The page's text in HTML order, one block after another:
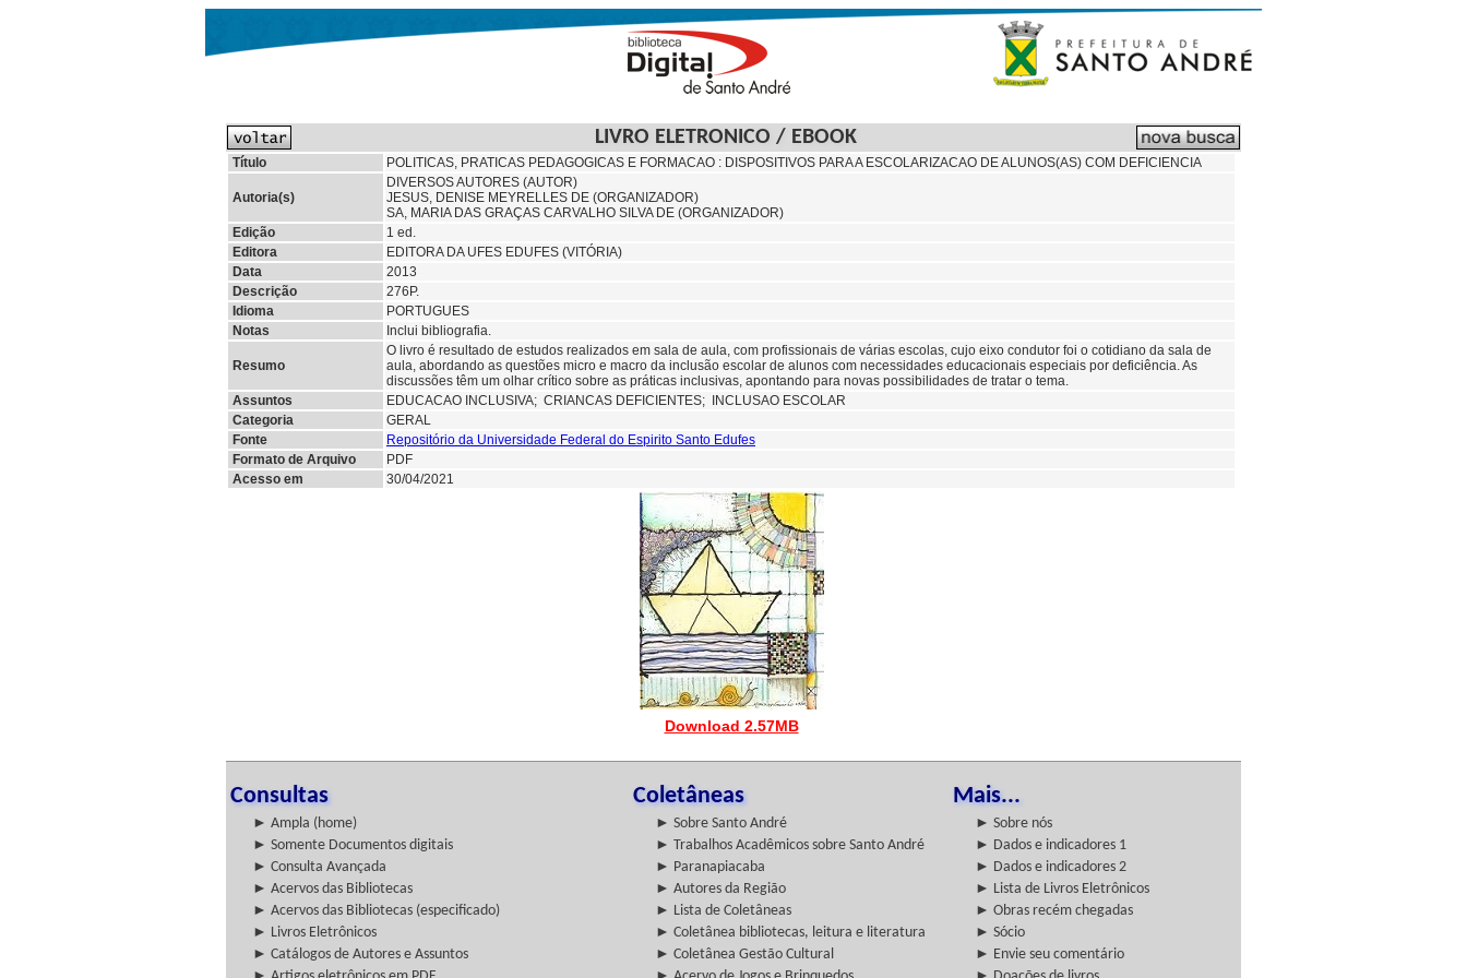
LIVRO ELETRONICO / EBOOK
Título POLITICAS, PRATICAS PEDAGOGICAS E FORMACAO : DISPOSITIVOS PARA A ESCOLARIZACAO DE ALUNOS(AS) COM DEFICIENCIA
Autoria(s)
DIVERSOS AUTORES (AUTOR)
JESUS, DENISE MEYRELLES DE (ORGANIZADOR)
SA, MARIA DAS GRAÇAS CARVALHO SILVA DE (ORGANIZADOR)
Edição
1 ed.
Editora
EDITORA DA UFES EDUFES (VITÓRIA)
Data
2013
Descrição
276P.
Idioma
PORTUGUES
Notas
Inclui bibliografia.
Resumo
O livro é resultado de estudos realizados em sala de aula, com profissionais de várias escolas, cujo eixo condutor foi o cotidiano da sala de
aula, abordando as questões micro e macro da inclusão escolar de alunos com necessidades educacionais especiais por deficiência. As
discussões têm um olhar crítico sobre as práticas inclusivas, apontando para novas possibilidades de tratar o tema.
Assuntos
EDUCACAO INCLUSIVA; CRIANCAS DEFICIENTES; INCLUSAO ESCOLAR
Categoria
GERAL
Fonte
Repositório da Universidade Federal do Espirito Santo Edufes
Formato de Arquivo
PDF
Acesso em
30/04/2021
Download 2.57MB
Consultas Coletâneas Mais...
► Ampla (home) ► Sobre Santo André
► Sobre nós
► Somente Documentos digitais
► Trabalhos Acadêmicos sobre Santo André
► Dados e indicadores 1
► Consulta Avançada
► Paranapiacaba
► Dados e indicadores 2
► Acervos das Bibliotecas
► Autores da Região
► Lista de Livros Eletrônicos
► Acervos das Bibliotecas (especificado)
► Lista de Coletâneas
► Obras recém chegadas
► Livros Eletrônicos
► Coletânea bibliotecas, leitura e literatura
► Sócio
► Catálogos de Autores e Assuntos
► Coletânea Gestão Cultural
► Envie seu comentário